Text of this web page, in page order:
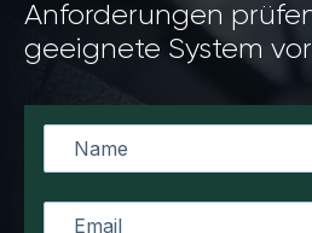
Anforderungen
geeignete System